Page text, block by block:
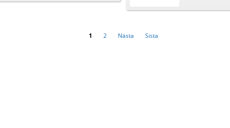
1 2 Nästa Sista